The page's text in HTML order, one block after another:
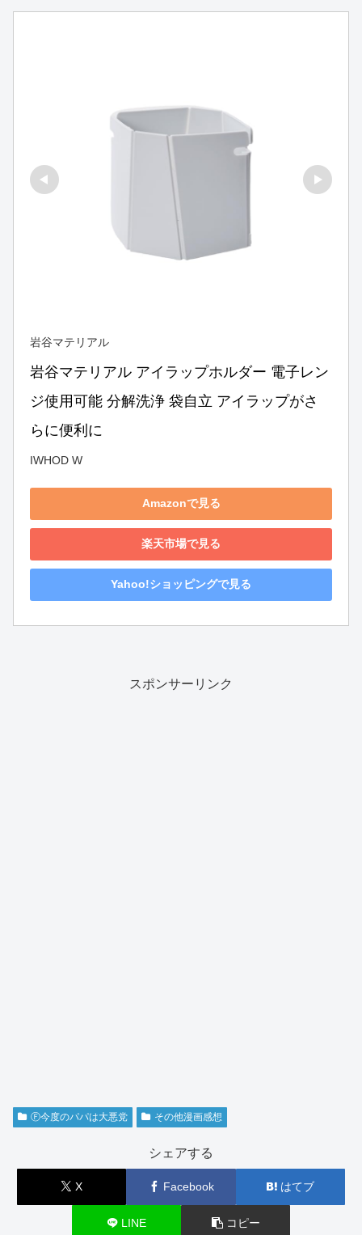
岩谷マテリアル
岩谷マテリアル アイラップホルダー 電子レン
ジ使用可能 分解洗浄 袋自立 アイラップがさ
らに便利に
IWHOD W
Amazonで見る
楽天市場で見る
Yahoo!ショッピングで見る
スポンサーリンク
Ⓕ今度のパパは大悪党 その他漫画感想
シェアする
X Facebook はてブ
LINE コピー